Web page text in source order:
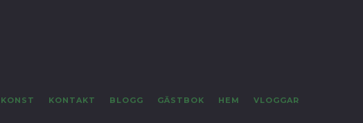
KONTAKT BLOGG GÄSTBOK HEM
VLOGGAR